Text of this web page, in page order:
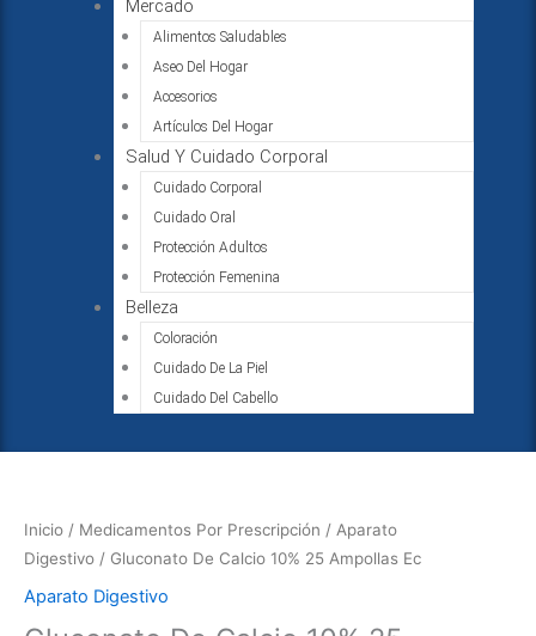
Mercado
Alimentos Saludables
Aseo Del Hogar
Accesorios
Artículos Del Hogar
Salud Y Cuidado Corporal
Cuidado Corporal
Cuidado Oral
Protección Adultos
Protección Femenina
Belleza
Coloración
Cuidado De La Piel
Cuidado Del Cabello
Inicio / Medicamentos Por Prescripción / Aparato
Digestivo / Gluconato De Calcio 10% 25 Ampollas Ec
Aparato Digestivo